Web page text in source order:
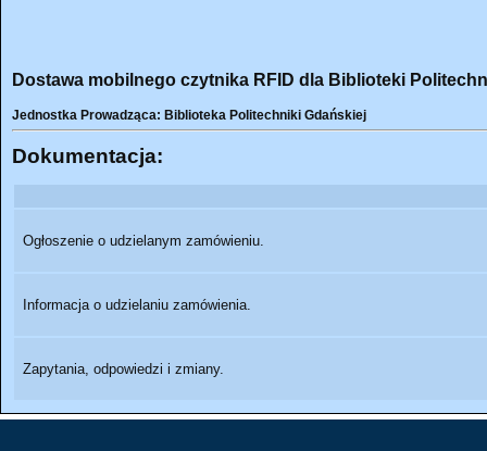
Dostawa mobilnego czytnika RFID dla Biblioteki
Jednostka Prowadząca: Biblioteka Politechniki Gdańskiej
Dokumentacja:
Ogłoszenie o udzielanym zamówieniu.
Informacja o udzielaniu zamówienia.
Zapytania, odpowiedzi i zmiany.